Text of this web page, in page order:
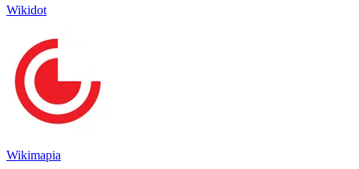
Wikidot
Wikimapia